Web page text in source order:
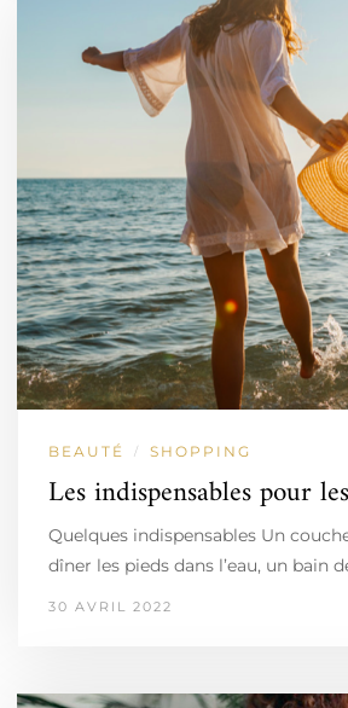
BEAUTÉ / SHOPPING
Les indispensables pour
Quelques indispensables Un
dîner les pieds dans l’eau, un bain
30 AVRIL 2022